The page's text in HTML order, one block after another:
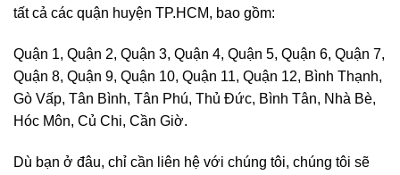
tất cả các quận huyện TP.HCM, bao gồm:
Quận 1, Quận 2, Quận 3, Quận 4, Quận 5, Quận 6, Quận 7,
Quận 8, Quận 9, Quận 10, Quận 11, Quận 12, Bình Thạnh,
Gò Vấp, Tân Bình, Tân Phú, Thủ Đức, Bình Tân, Nhà Bè,
Hóc Môn, Củ Chi, Cần Giờ.
Dù bạn ở đâu, chỉ cần liên hệ với chúng tôi, chúng tôi sẽ